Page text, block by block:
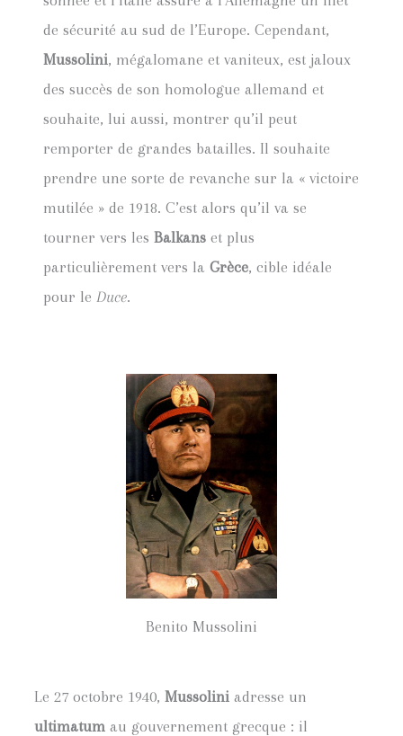
de sécurité au sud de l’Europe. Cependant,
Mussolini, mégalomane et vaniteux, est jaloux
des succès de son homologue allemand et
souhaite, lui aussi, montrer qu’il peut
remporter de grandes batailles. Il souhaite
prendre une sorte de revanche sur la « victoire
mutilée » de 1918. C’est alors qu’il va se
tourner vers lesBalkans et plus
particulièrement vers laGrèce, cible idéale
pour le Duce.
Benito Mussolini
Le 27 octobre 1940,Mussolini adresse un
ultimatum au gouvernement grecque : il